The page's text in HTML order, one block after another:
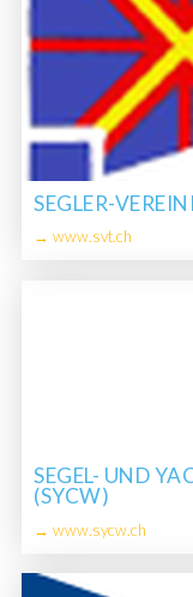
SEGLER-
→ www.svt.ch
SEGEL- UND
(SYCW)
→ www.sycw.ch